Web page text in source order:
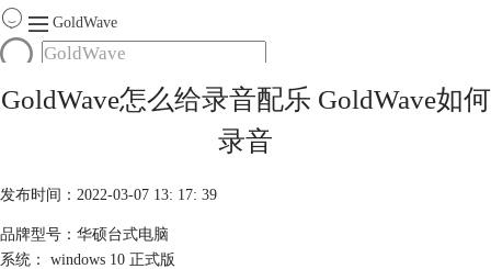
GoldWave
产品
购买
GoldWave怎么给录音配乐 GoldWave如何
录音
发布时间：2022-03-07 13: 17: 39
品牌型号：华硕台式电脑
系统： windows 10 正式版